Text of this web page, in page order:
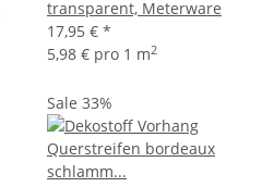
transparent, Meterware
17,95 € *
5,98 € pro 1 m2
Sale 33%